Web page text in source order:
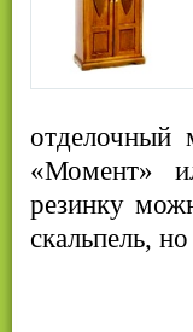
отделочный
«Момент»
резинку
скальпель,